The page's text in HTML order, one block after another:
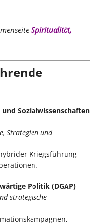
Spiritualität,
Sozialwissenschaften
Strategien und
Kriegsführung
Politik (DGAP)
strategische